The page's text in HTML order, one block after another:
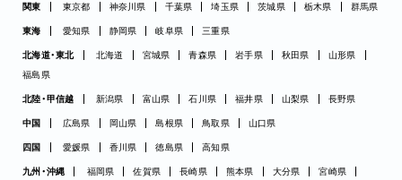
関東 東京都 神奈川県 千葉県 埼玉県 茨城県 栃木県 群馬県
東海 愛知県 静岡県 岐阜県 三重県
北海道・東北 北海道 宮城県 青森県 岩手県 秋田県
山形県
福島県
北陸・甲信越 新潟県 富山県 石川県 福井県 山梨県 長野県
中国 広島県 岡山県 島根県 鳥取県 山口県
四国 愛媛県 香川県 徳島県 高知県
九州・沖縄 福岡県 佐賀県 長崎県 熊本県 大分県
宮崎県